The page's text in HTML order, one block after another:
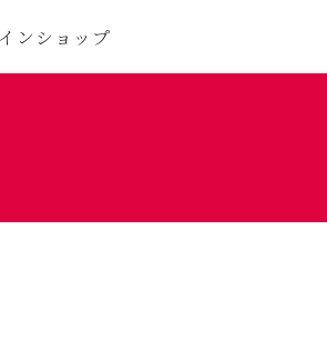
ンショップ